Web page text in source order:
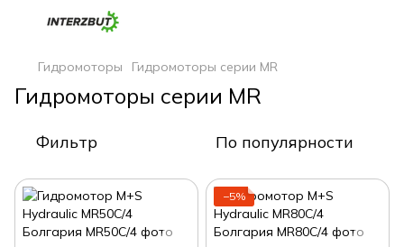
Гидромоторы Гидромоторы серии MR
Гидромоторы серии MR
Фильтр По популярности
−5%